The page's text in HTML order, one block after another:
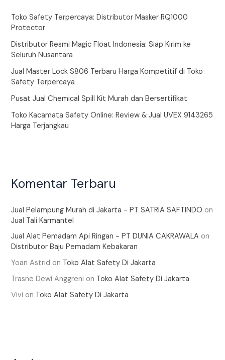
Toko Safety Terpercaya: Distributor Masker RQ1000
Protector
Distributor Resmi Magic Float Indonesia: Siap Kirim ke
Seluruh Nusantara
Jual Master Lock S806 Terbaru Harga Kompetitif di Toko
Safety Terpercaya
Pusat Jual Chemical Spill Kit Murah dan Bersertifikat
Toko Kacamata Safety Online: Review & Jual UVEX 9143265
Harga Terjangkau
Komentar Terbaru
Jual Pelampung Murah di Jakarta - PT SATRIA SAFTINDO on
Jual Tali Karmantel
Jual Alat Pemadam Api Ringan - PT DUNIA CAKRAWALA on
Distributor Baju Pemadam Kebakaran
Yoan Astrid on Toko Alat Safety Di Jakarta
Trasne Dewi Anggreni on Toko Alat Safety Di Jakarta
Vivi on Toko Alat Safety Di Jakarta